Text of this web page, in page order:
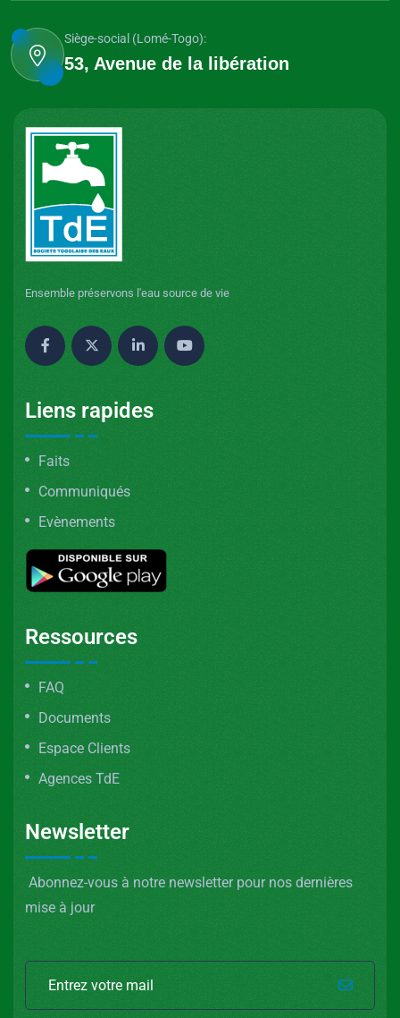
Siège-social (Lomé-Togo):
53, Avenue de la libération
Ensemble préservons l'eau source de vie
Liens rapides
Faits
Communiqués
Evènements
Ressources
FAQ
Documents
Espace Clients
Agences TdE
Newsletter
Abonnez-vous à notre newsletter pour nos dernières
mise à jour